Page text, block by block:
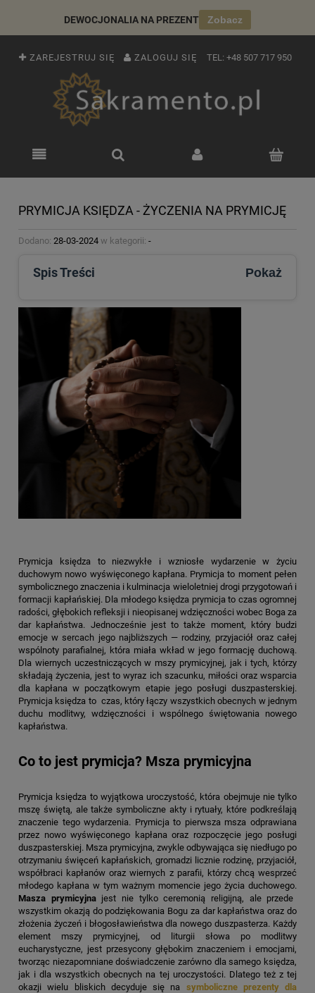
DEWOCJONALIA NA PREZENT Zobacz
ZAREJESTRUJ SIĘ ZALOGUJ SIĘ TEL: +48 507 717 950
PRYMICJA KSIĘDZA - ŻYCZENIA NA PRYMICJĘ
Dodano: 28-03-2024 w kategorii: -
Spis Treści Pokaż
Prymicja księdza to niezwykłe i wzniosłe wydarzenie w życiu
duchowym nowo wyświęconego kapłana. Prymicja to moment pełen
symbolicznego znaczenia i kulminacja wieloletniej drogi przygotowań i
formacji kapłańskiej. Dla młodego księdza prymicja to czas ogromnej
radości, głębokich refleksji i nieopisanej wdzięczności wobec Boga za
dar kapłaństwa. Jednocześnie jest to także moment, który budzi
emocje w sercach jego najbliższych — rodziny, przyjaciół oraz całej
wspólnoty parafialnej, która miała wkład w jego formację duchową.
Dla wiernych uczestniczących w mszy prymicyjnej, jak i tych, którzy
składają życzenia, jest to wyraz ich szacunku, miłości oraz wsparcia
dla kapłana w początkowym etapie jego posługi duszpasterskiej.
Prymicja księdza to czas, który łączy wszystkich obecnych w jednym
duchu modlitwy, wdzięczności i wspólnego świętowania nowego
kapłaństwa.
Co to jest prymicja? Msza prymicyjna
Prymicja księdza to wyjątkowa uroczystość, która obejmuje nie tylko
mszę świętą, ale także symboliczne akty i rytuały, które podkreślają
znaczenie tego wydarzenia. Prymicja to pierwsza msza odprawiana
przez nowo wyświęconego kapłana oraz rozpoczęcie jego posługi
duszpasterskiej. Msza prymicyjna, zwykle odbywająca się niedługo po
otrzymaniu święceń kapłańskich, gromadzi licznie rodzinę, przyjaciół,
współbraci kapłanów oraz wiernych z parafii, którzy chcą wesprzeć
młodego kapłana w tym ważnym momencie jego życia duchowego.
Masza prymicyjnajest nie tylko ceremonią religijną, ale przede
wszystkim okazją do podziękowania Bogu za dar kapłaństwa oraz do
złożenia życzeń i błogosławieństwa dla nowego duszpasterza. Każdy
element mszy prymicyjnej, od liturgii słowa po modlitwy
eucharystyczne, jest przesycony głębokim znaczeniem i emocjami,
tworząc niezapomniane doświadczenie zarówno dla samego księdza,
jak i dla wszystkich obecnych na tej uroczystości. Dlatego też z tej
okazji wielu bliskich decyduje się na symboliczne prezenty dla